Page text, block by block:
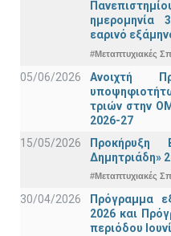
ημερομηνία
εαρινό
#Μεταπτυχιακές
05/06/2026
Ανοιχτή
τριών στην
2026-27
15/05/2026
Προκήρυξη
Δημητριάδη»
#Μεταπτυχιακές
30/04/2026
Πρόγραμμα
2026 και
περιόδου